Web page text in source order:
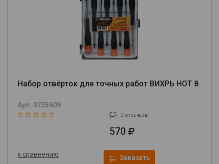
Набор отвёрток для точных работ ВИХРЬ НОТ 8
Арт. 9735609
0 отзывов
570
к сравнению Заказать